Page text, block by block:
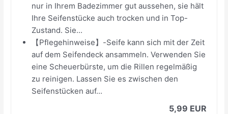
nur in Ihrem Badezimmer gut aussehen, sie hält
Ihre Seifenstücke auch trocken und in Top-
Zustand. Sie...
【Pflegehinweise】-Seife kann sich mit der Zeit
auf dem Seifendeck ansammeln. Verwenden Sie
eine Scheuerbürste, um die Rillen regelmäßig
zu reinigen. Lassen Sie es zwischen den
Seifenstücken auf...
5,99 EUR